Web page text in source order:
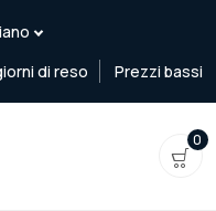
di reso Prezzi bassi
0